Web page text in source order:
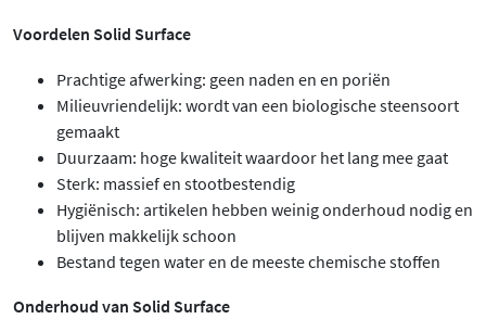
Voordelen Solid Surface
Prachtige afwerking: geen naden en en poriën
Milieuvriendelijk: wordt van een biologische steensoort
gemaakt
Duurzaam: hoge kwaliteit waardoor het lang mee gaat
Sterk: massief en stootbestendig
Hygiënisch: artikelen hebben weinig onderhoud nodig en
blijven makkelijk schoon
Bestand tegen water en de meeste chemische stoffen
Onderhoud van Solid Surface